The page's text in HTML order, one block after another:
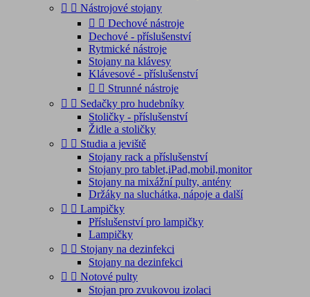
  Nástrojové stojany
  Dechové nástroje
Dechové - příslušenství
Rytmické nástroje
Stojany na klávesy
Klávesové - příslušenství
  Strunné nástroje
  Sedačky pro hudebníky
Stoličky - příslušenství
Židle a stoličky
  Studia a jeviště
Stojany rack a příslušenství
Stojany pro tablet,iPad,mobil,monitor
Stojany na mixážní pulty, antény
Držáky na sluchátka, nápoje a další
  Lampičky
Příslušenství pro lampičky
Lampičky
  Stojany na dezinfekci
Stojany na dezinfekci
  Notové pulty
Stojan pro zvukovou izolaci